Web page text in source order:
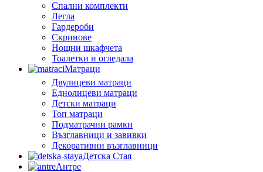
Спални комплекти
Легла
Гардероби
Скринове
Нощни шкафчета
Тоалетки и огледала
Матраци
Двулицеви матраци
Еднолицеви матраци
Детски матраци
Топ матраци
Подматрачни рамки
Възглавници и завивки
Декоративни възглавници
Детска Стая
Антре